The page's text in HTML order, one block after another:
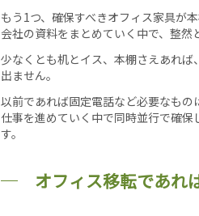
もう1つ、確保すべきオフィス家具が本
会社の資料をまとめていく中で、整然
少なくとも机とイス、本棚さえあれ
出ません。
以前であれば固定電話など必要なもの
仕事を進めていく中で同時並行で確
す。
オフィス移転であれ